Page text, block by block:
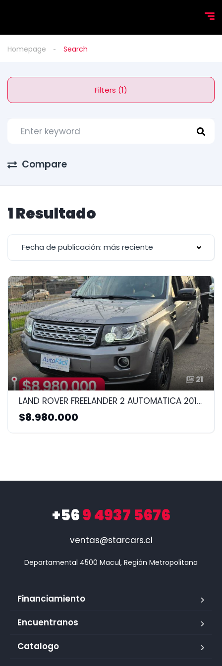
Homepage Search
Filters (1)
Compare
1 Resultado
Fecha de publicación: más reciente
21
LAND ROVER FREELANDER 2 AUTOMATICA 2014 2.0CC
$8.980.000
+569 4937 5676
ventas@starcars.cl
Financiamiento
Encuentranos
Catalogo